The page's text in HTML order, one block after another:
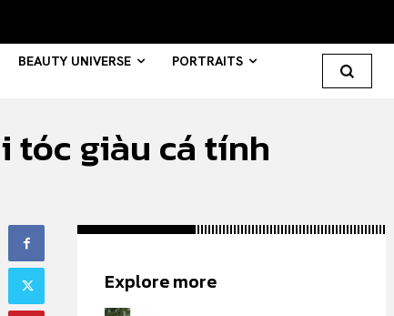
BEAUTY UNIVERSE
PORTRAITS
tóc giàu cá tính
Explore more